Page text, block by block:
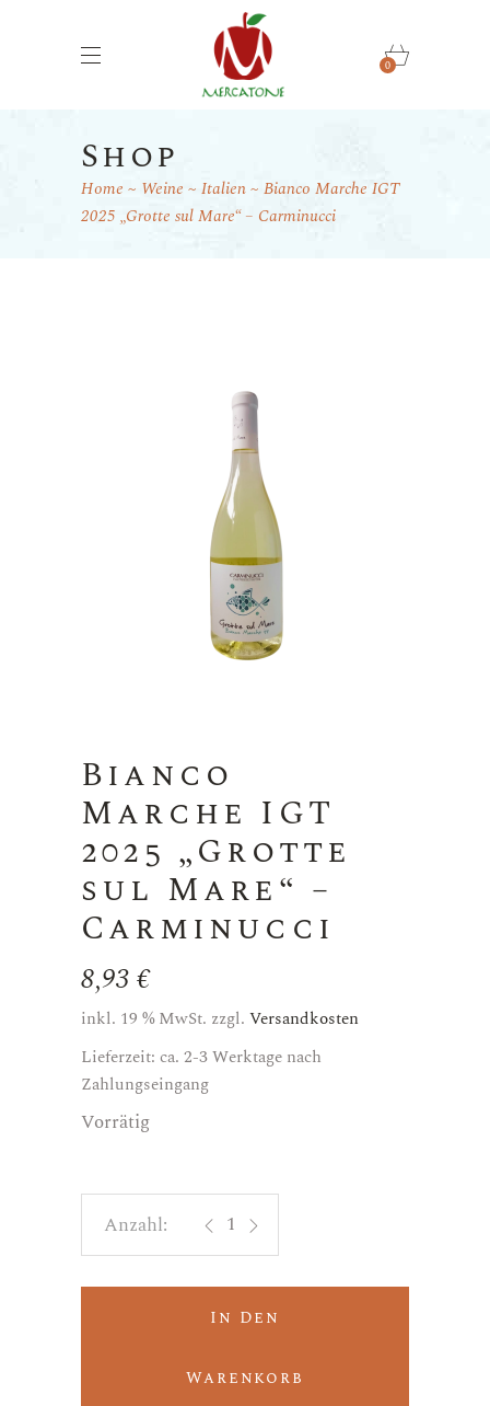
0
Shop
Home Weine Italien
Bianco Marche IGT
2025 „Grotte sul Mare“ – Carminucci
Bianco
Marche IGT
2025 „Grotte
sul Mare“ –
Carminucci
8,93€
inkl. 19 % MwSt. zzgl. Versandkosten
Lieferzeit: ca. 2-3 Werktage nach
Zahlungseingang
Vorrätig
Bianco Marche IGT 2025 "Grotte
In Den
Warenkorb